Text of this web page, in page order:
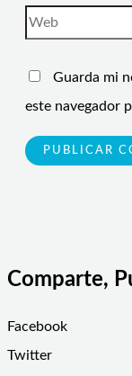
Guarda mi
este navegador
Comparte,
Facebook
Twitter